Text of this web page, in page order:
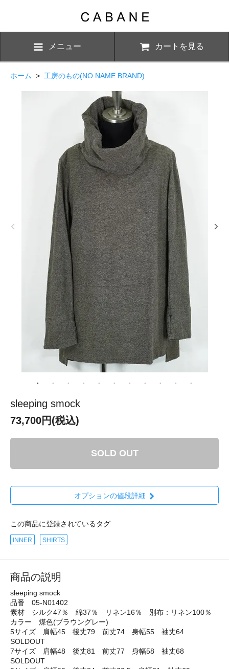
メニュー カートを見る
ホーム > 工房のもの(NO NAME BRAND)
sleeping smock
73,700円(税込)
SOLD OUT
オプションの値段詳細
この商品に登録されているタグ
INNER SHIRTS
商品の説明
sleeping smock
品番 05-N01402
素材 シルク47％ 綿37％ リネン16％ 別布：リネン100％
カラー 煤色(ブラウングレー)
5サイズ 肩幅45 後丈79 前丈74 身幅55 袖丈64
SOLDOUT
7サイズ 肩幅48 後丈81 前丈77 身幅58 袖丈68
SOLDOUT